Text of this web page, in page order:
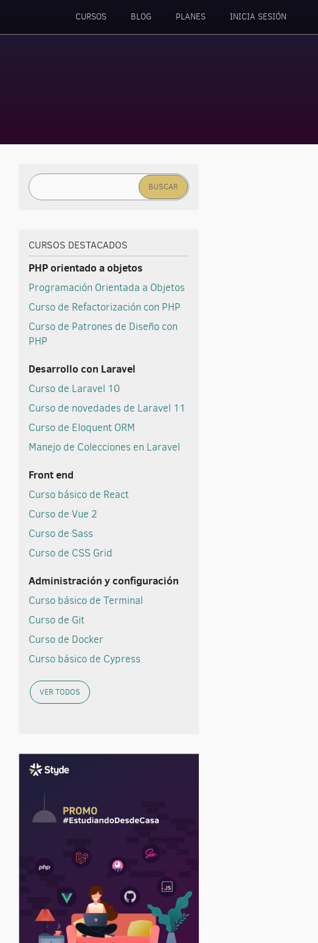
CURSOS BLOG PLANES INICIA SESIÓN
Buscar:
CURSOS DESTACADOS
PHP orientado a objetos
Programación Orientada a Objetos
Curso de Refactorización con PHP
Curso de Patrones de Diseño con
PHP
Desarrollo con Laravel
Curso de Laravel 10
Curso de novedades de Laravel 11
Curso de Eloquent ORM
Manejo de Colecciones en Laravel
Front end
Curso básico de React
Curso de Vue 2
Curso de Sass
Curso de CSS Grid
Administración y configuración
Curso básico de Terminal
Curso de Git
Curso de Docker
Curso básico de Cypress
VER TODOS